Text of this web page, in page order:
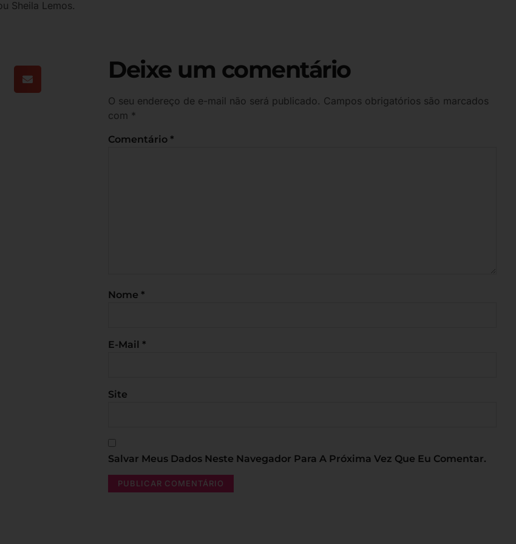
Sheila Lemos.
Deixe um comentário
O seu endereço de e-mail não será publicado. Campos obrigatórios são marcados
com *
Comentário *
Nome *
E-Mail *
Site
Salvar Meus Dados Neste Navegador Para A Próxima Vez Que Eu Comentar.